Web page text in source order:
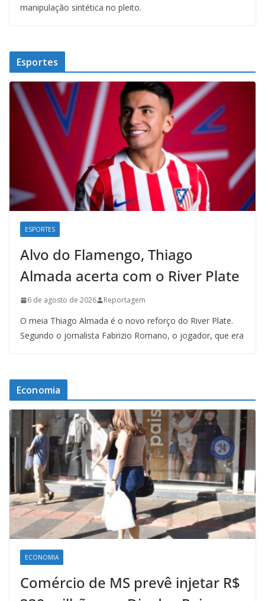
manipulação sintética no pleito.
Esportes
ESPORTES
Alvo do Flamengo, Thiago
Almada acerta com o River Plate
6 de agosto de 2026 Reportagem
O meia Thiago Almada é o novo reforço do River Plate.
Segundo o jornalista Fabrizio Romano, o jogador, que era
Economia
ECONOMIA
Comércio de MS prevê injetar R$